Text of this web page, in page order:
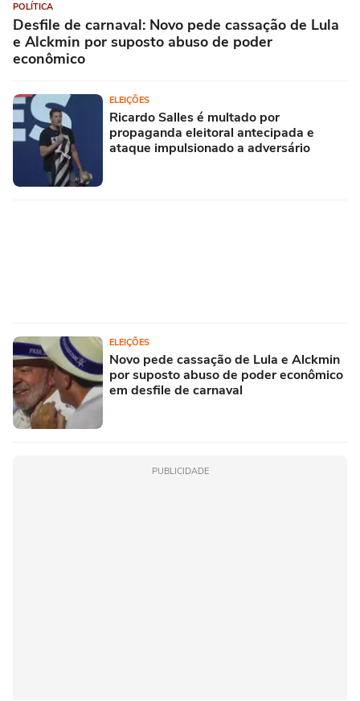
POLÍTICA
Desfile de carnaval: Novo pede cassação de Lula
e Alckmin por suposto abuso de poder
econômico
ELEIÇÕES
Ricardo Salles é multado por
propaganda eleitoral antecipada e
ataque impulsionado a adversário
ELEIÇÕES
Novo pede cassação de Lula e Alckmin
por suposto abuso de poder econômico
em desfile de carnaval
PUBLICIDADE